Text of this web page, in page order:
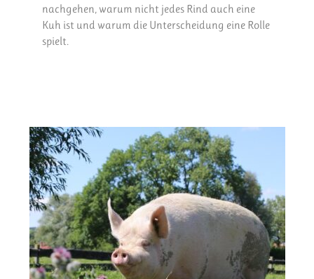
nachgehen, warum nicht jedes Rind auch eine
Kuh ist und warum die Unterscheidung eine Rolle
spielt.